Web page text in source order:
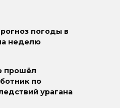
погоды в
неделю
прошёл
по
урагана